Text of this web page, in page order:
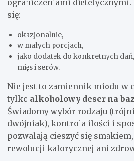
ograniczeniami dietetycznymi.
się:
okazjonalnie,
w małych porcjach,
jako dodatek do konkretnych dań,
mięs i serów.
Nie jest to zamiennik miodu w
tylko alkoholowy deser na
Świadomy wybór rodzaju
dwójniak), kontrola ilości i
pozwalają cieszyć się
rewolucji kalorycznej ani